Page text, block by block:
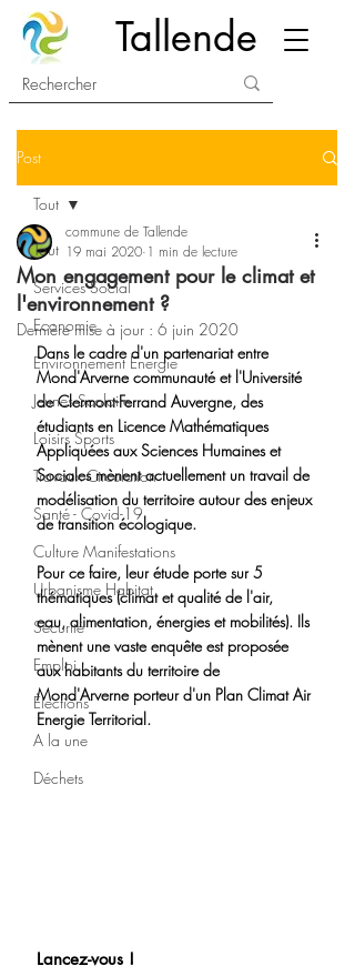
Tallende
Post
Tout
Services Social
Economie
Environnement Energie
Jeunes Scolaire
Loisirs Sports
Travaux Circulation
Santé - Covid-19
Culture Manifestations
Urbanisme Habitat
Sécurité
Emploi
Élections
A la une
Déchets
Tout
Mon engagement pour le climat et
l'environnement ?
commune de Tallende
19 mai 2020 1 min de lecture
Dernière mise à jour : 6 juin 2020
Dans le cadre d'un partenariat entre
Mond'Arverne communauté et l'Université
de Clermont-Ferrand Auvergne, des
étudiants en Licence Mathématiques
Appliquées aux Sciences Humaines et
Sociales mènent actuellement un travail de
modélisation du territoire autour des enjeux
de transition écologique.
Pour ce faire, leur étude porte sur 5
thématiques (climat et qualité de l'air,
eau, alimentation, énergies et mobilités). Ils
mènent une vaste enquête est proposée
aux habitants du territoire de
Mond'Arverne porteur d'un Plan Climat Air
Energie Territorial.
Lancez-vous !